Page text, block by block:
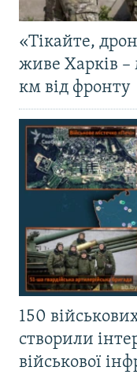
«Тікайте,
живе Харків –
км від фронту
150
створили
військової